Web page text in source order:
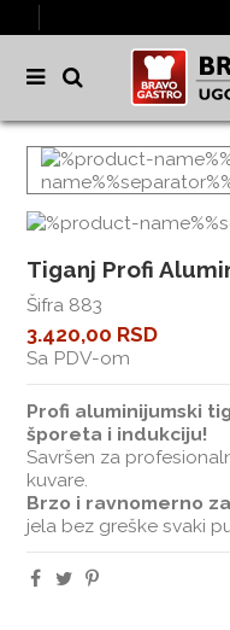
Tiganj Profi
Šifra 883
3.420,00 RSD
Sa PDV-om
Profi aluminijumski
šporeta i indukciju!
Savršen za
kuvare.
Brzo i ravnomerno
jela bez greške svaki